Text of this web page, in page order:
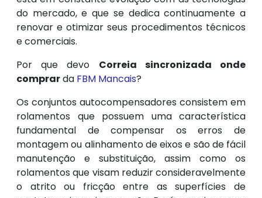
do mercado, e que se dedica continuamente a
renovar e otimizar seus procedimentos técnicos
e comerciais.
Por que devo Correia sincronizada onde
comprarda FBM Mancais?
Os conjuntos autocompensadores consistem em
rolamentos que possuem uma característica
fundamental de compensar os erros de
montagem ou alinhamento de eixos e são de fácil
manutenção e substituição, assim como os
rolamentos que visam reduzir consideravelmente
o atrito ou fricção entre as superfícies de